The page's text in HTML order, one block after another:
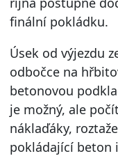
finální pokládku.
Úsek od výjezdu
odbočce na
betonovou
je možný, ale
náklaďáky,
pokládající beton